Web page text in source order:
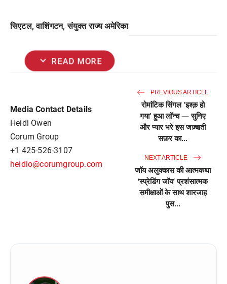
सिएटल, वाशिंगटन, संयुक्त राज्य अमेरिका
expand_more READ MORE
Media Contact Details
Heidi Owen
Corum Group
+1 425-526-3107
heidio@corumgroup.com
PREVIOUS ARTICLE
रोमांटिक सिंगल 'इश्क़ हो
गया' हुआ लॉन्च — सुनिए
और प्यार भरे इस जज़्बाती
सफ़र का...
NEXT ARTICLE
जॉय अलुक्कास की आत्मकथा
‘स्प्रेडिंग जॉय’ प्रशंसात्मक
समीक्षाओं के साथ शारजाह
पुस...